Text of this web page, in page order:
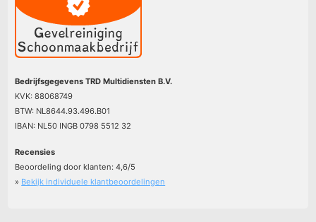
Bedrijfsgegevens TRD Multidiensten B.V.
KVK: 88068749
BTW: NL8644.93.496.B01
IBAN: NL50 INGB 0798 5512 32
Recensies
Beoordeling door klanten:4,6/5
» Bekijk individuele klantbeoordelingen